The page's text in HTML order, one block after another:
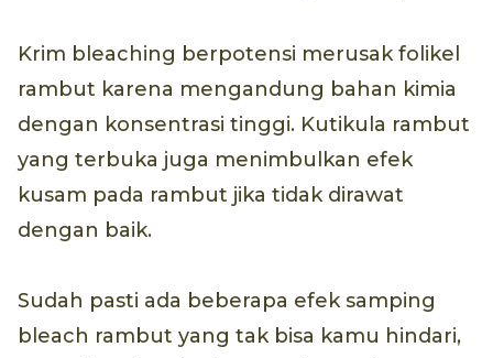
Krim bleaching berpotensi merusak folikel
rambut karena mengandung bahan kimia
dengan konsentrasi tinggi. Kutikula rambut
yang terbuka juga menimbulkan efek
kusam pada rambut jika tidak dirawat
dengan baik.
Sudah pasti ada beberapa efek samping
bleach rambut yang tak bisa kamu hindari,